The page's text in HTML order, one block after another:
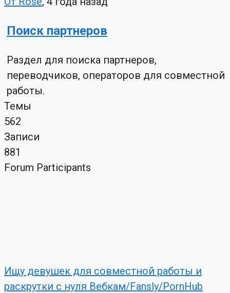
Поиск партнеров
Раздел для поиска партнеров,
переводчиков, операторов для совместной
работы.
Темы
562
Записи
881
Forum Participants
Ищу девушек для совместной работы и
раскрутки с нуля Вебкам/Fansly/PornHub